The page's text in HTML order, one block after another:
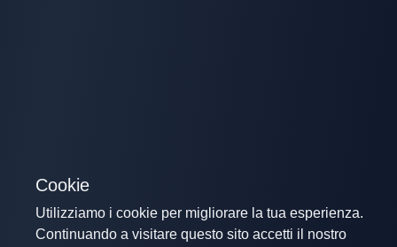
Cookie
Utilizziamo i cookie per migliorare la tua esperienza.
Continuando a visitare questo sito accetti il nostro